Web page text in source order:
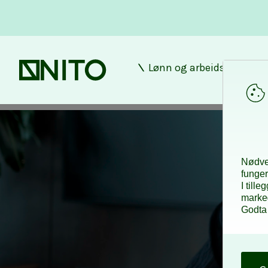
Forsiden
Lønn og arbeidsforhold
I